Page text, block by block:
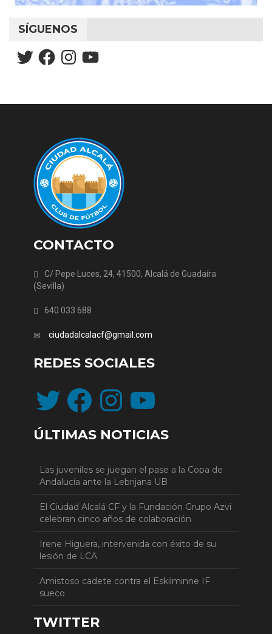
SÍGUENOS
TwitterFacebookInstagramYouTube
CONTACTO
C/ Pepe Luces, 24, 41500, Alcalá de Guadaíra
(Sevilla)
640 033 688
ciudadalcalacf@gmail.com
REDES SOCIALES
Twitter FacebookInstagramYouTube
ÚLTIMAS NOTICIAS
Las juveniles se juegan el pase a la Copa de
Andalucía ante la Lebrijana UB
El Ciudad Alcalá CF y la Fundación Grupo Azvi
celebran cinco años de colaboración
Irene Higuera, intervenida con éxito de su
lesión de LCA
Amistoso cadete contra el Eskilminne IF
sueco
TWITTER